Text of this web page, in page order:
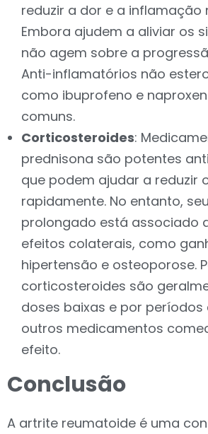
reduzir a dor e a inflamação
Embora ajudem a aliviar os
não agem sobre a
Anti-inflamatórios não
como ibuprofeno e
comuns.
Corticosteroides:
prednisona são potentes
que podem ajudar a reduzir
rapidamente. No entanto,
prolongado está associado
efeitos colaterais, como
hipertensão e osteoporose.
corticosteroides são
doses baixas e por
outros medicamentos
efeito.
Conclusão
A artrite reumatoide é uma